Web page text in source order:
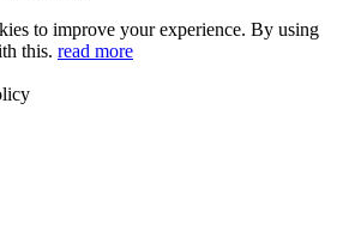
to improve your experience. By using
this. read more